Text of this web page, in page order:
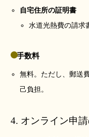
自宅住所の証明書
水道光熱費の請求
手数料
無料。ただし、郵送
己負担。
4. オンライン申